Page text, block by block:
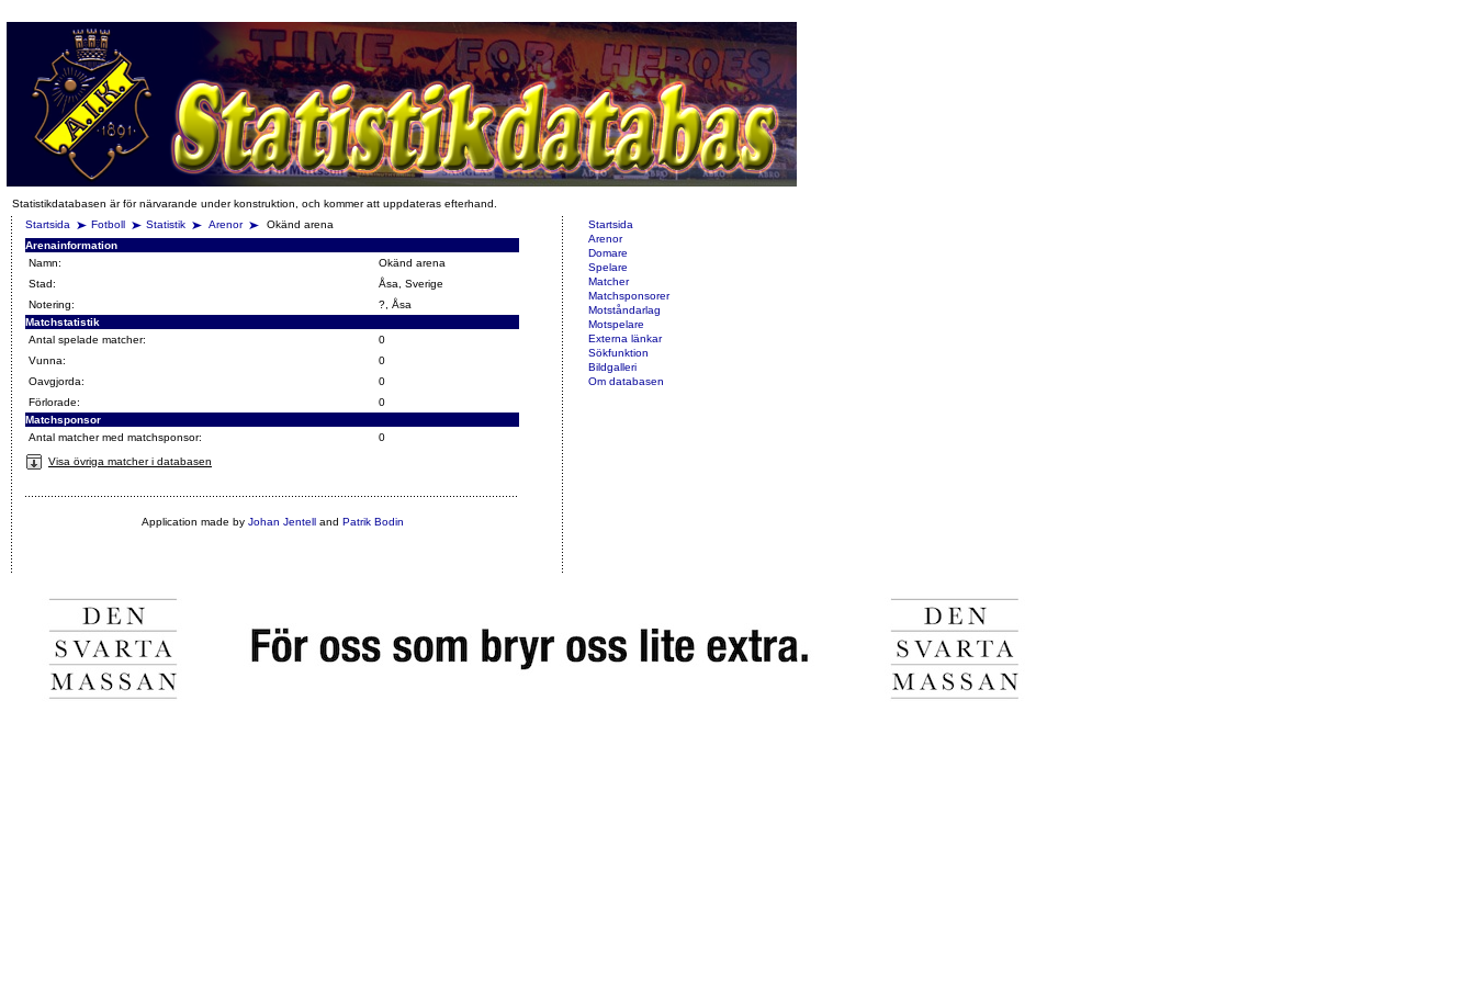
Statistikdatabasen är för närvarande under konstruktion, och kommer att uppdateras efterhand.
Startsida
Fotboll Statistik Arenor
Okänd arena
Arenainformation
Namn:
Okänd arena
Stad:
Åsa, Sverige
Notering:
?, Åsa
Matchstatistik
Antal spelade matcher:
0
Vunna:
0
Oavgjorda:
0
Förlorade:
0
Matchsponsor
Antal matcher med matchsponsor:
0
Visa övriga matcher i databasen
Application made by Johan Jentelland Patrik Bodin
Startsida
Arenor
Domare
Spelare
Matcher
Matchsponsorer
Motståndarlag
Motspelare
Externa länkar
Sökfunktion
Bildgalleri
Om databasen